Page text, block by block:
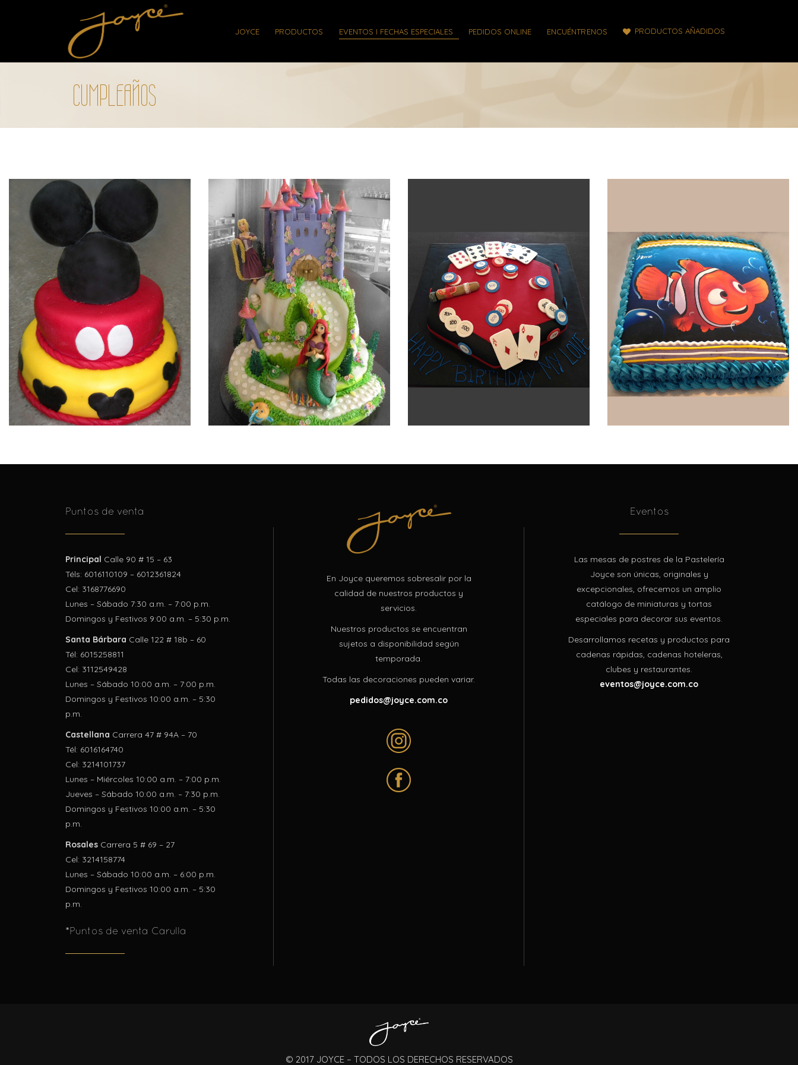
JOYCE PRODUCTOS EVENTOS I FECHAS ESPECIALES PEDIDOS ONLINE ENCUÉNTRENOS PRODUCTOS AÑADIDOS
CUMPLEAÑOS
Puntos de venta
Principal Calle 90 # 15 – 63
Téls: 6016110109 – 6012361824
Cel: 3168776690
Lunes – Sábado 7:30 a.m. – 7:00 p.m.
Domingos y Festivos 9:00 a.m. – 5:30 p.m.
Santa Bárbara Calle 122 # 18b – 60
Tél: 6015258811
Cel: 3112549428
Lunes – Sábado 10:00 a.m. – 7:00 p.m.
Domingos y Festivos 10:00 a.m. – 5:30
p.m.
Castellana Carrera 47 # 94A – 70
Tél: 6016164740
Cel: 3214101737
Lunes – Miércoles 10:00 a.m. – 7:00 p.m.
Jueves – Sábado 10:00 a.m. – 7:30 p.m.
Domingos y Festivos 10:00 a.m. – 5:30
p.m.
Rosales Carrera 5 # 69 – 27
Cel: 3214158774
Lunes – Sábado 10:00 a.m. – 6:00 p.m.
Domingos y Festivos 10:00 a.m. – 5:30
p.m.
*Puntos de venta Carulla
En Joyce queremos sobresalir por la
calidad de nuestros productos y
servicios.
Nuestros productos se encuentran
sujetos a disponibilidad según
temporada.
Todas las decoraciones pueden variar.
pedidos@joyce.com.co
Eventos
Las mesas de postres de la Pastelería
Joyce son únicas, originales y
excepcionales, ofrecemos un amplio
catálogo de miniaturas y tortas
especiales para decorar sus eventos.
Desarrollamos recetas y productos para
cadenas rápidas, cadenas hoteleras,
clubes y restaurantes.
eventos@joyce.com.co
© 2017 JOYCE – TODOS LOS DERECHOS RESERVADOS